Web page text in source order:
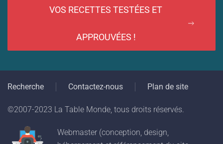
VOS RECETTES TESTÉES ET
APPROUVÉES !
Recherche Contactez-nous Plan de site
©2007-2023 La Table Monde, tous droits réservés.
Webmaster (conception, design,